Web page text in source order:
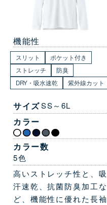
機能性
スリット
ポケット付き
ストレッチ
防臭
DRY・吸水速乾
紫外線カット
サイズSS～6L
カラー
カラー数
5色
高いストレッチ性と、吸
汗速乾、抗菌防臭加工な
ど、機能性に優れた長袖